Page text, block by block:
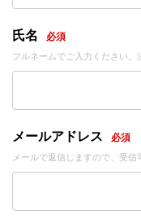
氏名 必須
フルネームでご入力ください。
メールアドレス 必須
メールで返信しますので、受信